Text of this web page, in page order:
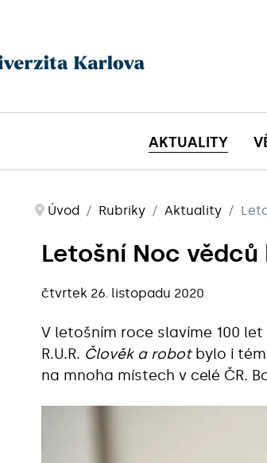
AKTUALITY
Úvod Rubriky Aktuality
Letošní Noc
čtvrtek 26. listopadu 2020
V letošním roce slavíme 100
R.U.R. Člověk a robot bylo i
na mnoha místech v celé ČR.